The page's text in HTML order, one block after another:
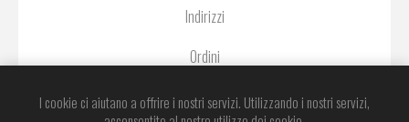
Indirizzi
Ordini
Lista dei desideri
I cookie ci aiutano a offrire i nostri servizi. Utilizzando i nostri servizi,